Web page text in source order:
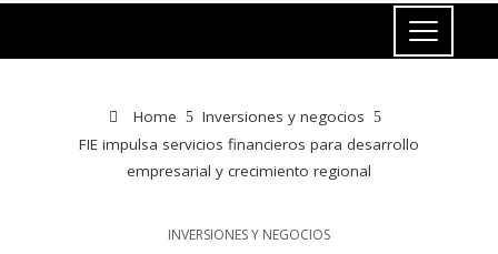
Home
Inversiones y negocios
FIE impulsa servicios financieros para desarrollo
empresarial y crecimiento regional
INVERSIONES Y NEGOCIOS